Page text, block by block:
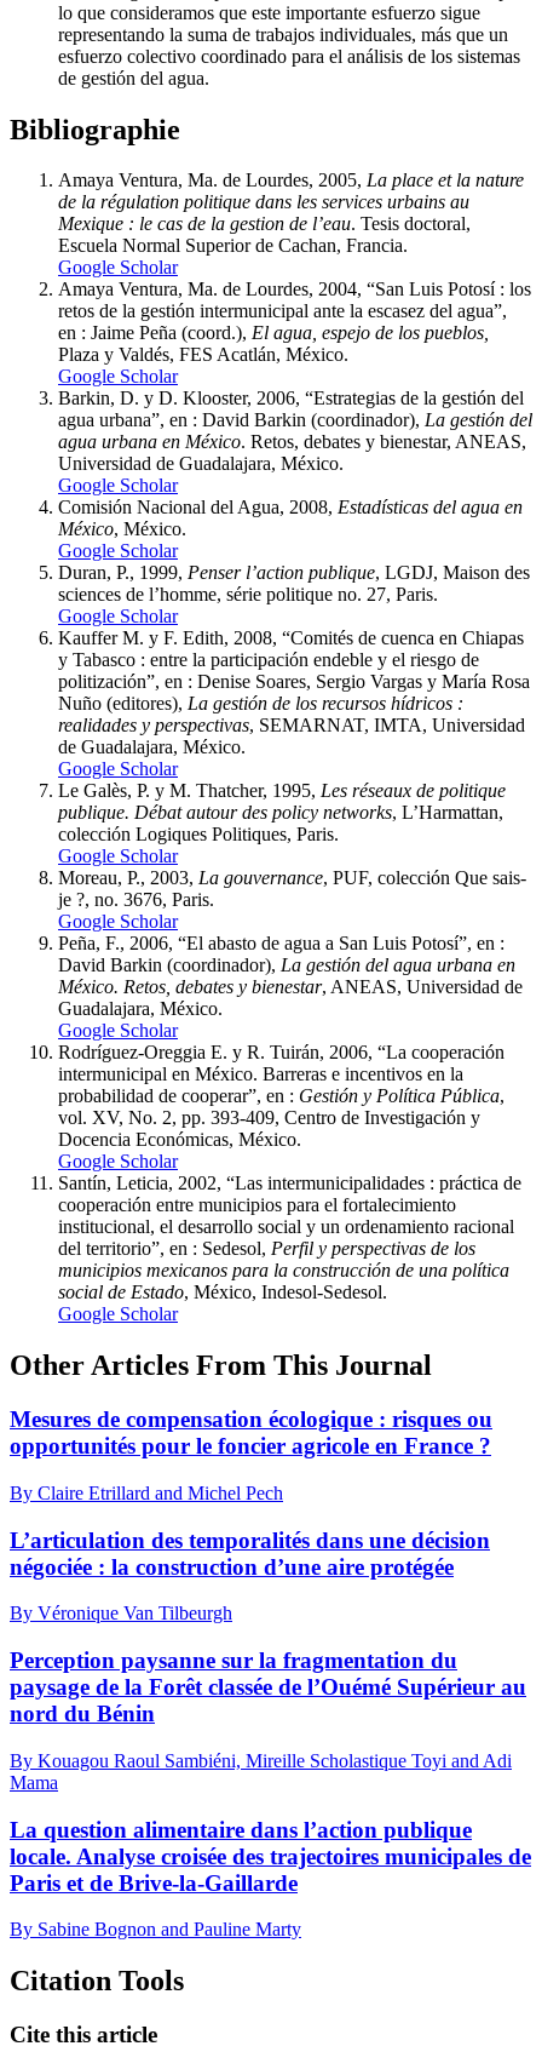
lo que consideramos que este importante esfuerzo sigue
representando la suma de trabajos individuales, más que un
esfuerzo colectivo coordinado para el análisis de los sistemas
de gestión del agua.
Bibliographie
Amaya Ventura, Ma. de Lourdes, 2005, La place et la nature
de la régulation politique dans les services urbains au
Mexique : le cas de la gestion de l’eau. Tesis doctoral,
Escuela Normal Superior de Cachan, Francia.
Google Scholar
Amaya Ventura, Ma. de Lourdes, 2004, “San Luis Potosí : los
retos de la gestión intermunicipal ante la escasez del agua”,
en : Jaime Peña (coord.), El agua, espejo de los pueblos,
Plaza y Valdés, FES Acatlán, México.
Google Scholar
Barkin, D. y D. Klooster, 2006, “Estrategias de la gestión del
agua urbana”, en : David Barkin (coordinador), La gestión del
agua urbana en México. Retos, debates y bienestar, ANEAS,
Universidad de Guadalajara, México.
Google Scholar
Comisión Nacional del Agua, 2008, Estadísticas del agua en
México, México.
Google Scholar
Duran, P., 1999, Penser l’action publique, LGDJ, Maison des
sciences de l’homme, série politique no. 27, Paris.
Google Scholar
Kauffer M. y F. Edith, 2008, “Comités de cuenca en Chiapas
y Tabasco : entre la participación endeble y el riesgo de
politización”, en : Denise Soares, Sergio Vargas y María Rosa
Nuño (editores), La gestión de los recursos hídricos :
realidades y perspectivas, SEMARNAT, IMTA, Universidad
de Guadalajara, México.
Google Scholar
Le Galès, P. y M. Thatcher, 1995, Les réseaux de politique
publique. Débat autour des policy networks, L’Harmattan,
colección Logiques Politiques, Paris.
Google Scholar
Moreau, P., 2003, La gouvernance, PUF, colección Que sais-
je ?, no. 3676, Paris.
Google Scholar
Peña, F., 2006, “El abasto de agua a San Luis Potosí”, en :
David Barkin (coordinador), La gestión del agua urbana en
México. Retos, debates y bienestar, ANEAS, Universidad de
Guadalajara, México.
Google Scholar
Rodríguez-Oreggia E. y R. Tuirán, 2006, “La cooperación
intermunicipal en México. Barreras e incentivos en la
probabilidad de cooperar”, en : Gestión y Política Pública,
vol. XV, No. 2, pp. 393-409, Centro de Investigación y
Docencia Económicas, México.
Google Scholar
Santín, Leticia, 2002, “Las intermunicipalidades : práctica de
cooperación entre municipios para el fortalecimiento
institucional, el desarrollo social y un ordenamiento racional
del territorio”, en : Sedesol, Perfil y perspectivas de los
municipios mexicanos para la construcción de una política
social de Estado, México, Indesol-Sedesol.
Google Scholar
Other Articles From This Journal
Mesures de compensation écologique : risques ou
opportunités pour le foncier agricole en France ?
By Claire Etrillard and Michel Pech
L’articulation des temporalités dans une décision
négociée : la construction d’une aire protégée
By Véronique Van Tilbeurgh
Perception paysanne sur la fragmentation du
paysage de la Forêt classée de l’Ouémé Supérieur au
nord du Bénin
By Kouagou Raoul Sambiéni, Mireille Scholastique Toyi and Adi
Mama
La question alimentaire dans l’action publique
locale. Analyse croisée des trajectoires municipales de
Paris et de Brive-la-Gaillarde
By Sabine Bognon and Pauline Marty
Citation Tools
Cite this article